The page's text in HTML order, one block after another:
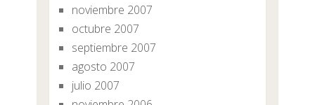
noviembre 2007
octubre 2007
septiembre 2007
agosto 2007
julio 2007